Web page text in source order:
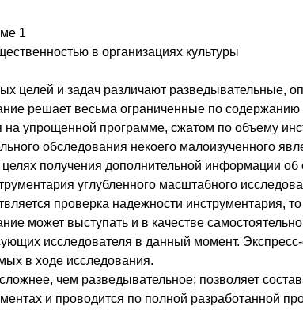
1
в организациях культуры
целей и задач различают разведывательные,
решает весьма ограниченные по
на упрощенной программе, сжатом по объему
обследования некоего малоизученного
получения дополнительной информации об
углубленного масштабного
проверка надежности инструментария,
может выступать и в качестве
исследователя в данный момент.
в ходе исследования.
чем разведывательное; позволяет
и проводится по полной разработанной